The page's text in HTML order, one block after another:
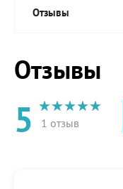
Отзывы
Отзывы
5 1 отзыв